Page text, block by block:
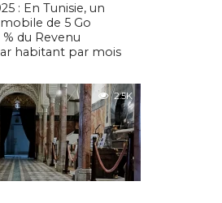
: En Tunisie, un
de 5 Go
du Revenu
habitant par mois
2.5K